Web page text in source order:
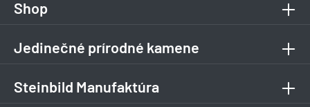
Shop
Jedinečné prírodné kamene
Steinbild Manufaktúra